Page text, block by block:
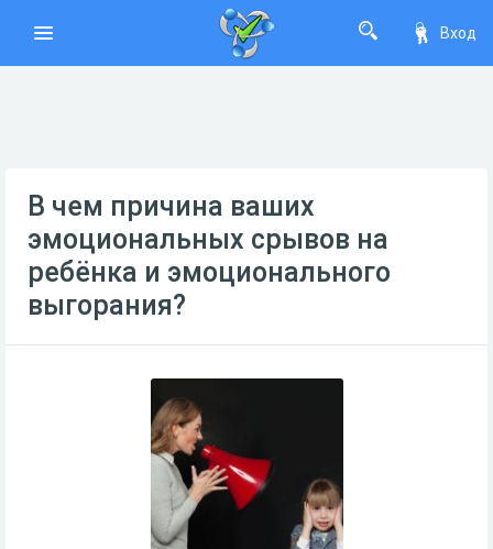
Вход
В чем причина ваших
эмоциональных срывов на
ребёнка и эмоционального
выгорания?